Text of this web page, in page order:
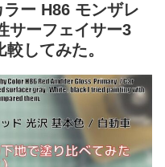
ー H86 モンザレ
サーフェイサー3
してみた。